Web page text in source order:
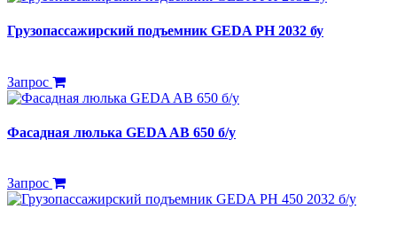
Грузопассажирский подъемник GEDA PH 2032 бу
Запрос
Фасадная люлька GEDA AB 650 б/у
Запрос